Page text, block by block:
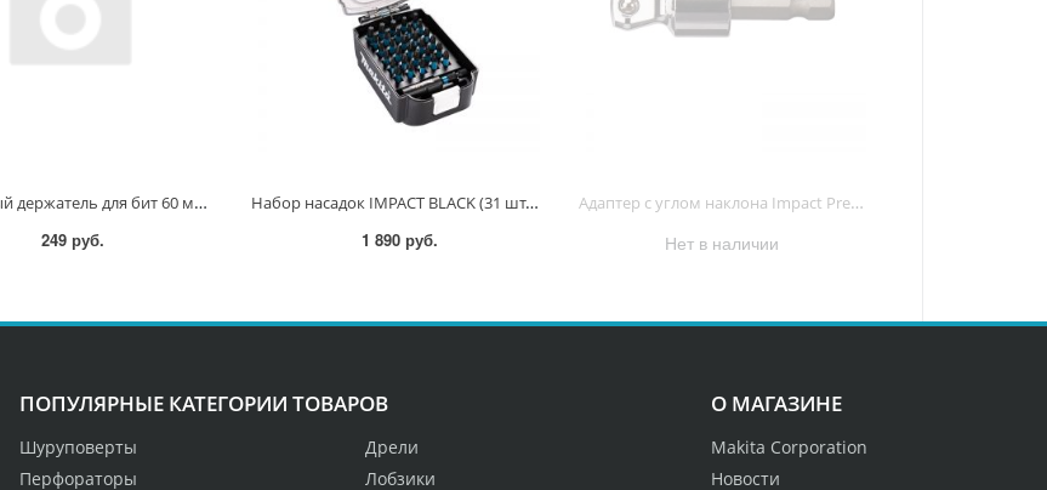
Магнитный держатель для бит 60 мм Impact Black B-66793 B-66793
249 руб.
Набор насадок IMPACT BLACK (31 шт. в наборе) E-03084 E-03084
1 890 руб.
Адаптер с углом наклона Impact Premier SQ 1/2" 60 мм <E-03436> E-03436 E-03436
Нет в наличии
ПОПУЛЯРНЫЕ КАТЕГОРИИ ТОВАРОВ
Шуруповерты
Перфораторы
Дрели
Лобзики
О МАГАЗИНЕ
Makita Corporation
Новости